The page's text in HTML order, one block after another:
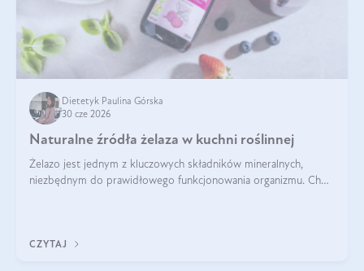
Dietetyk Paulina Górska
30 cze 2026
Naturalne źródła żelaza w kuchni roślinnej
Żelazo jest jednym z kluczowych składników mineralnych,
niezbędnym do prawidłowego funkcjonowania organizmu. Choć
CZYTAJ